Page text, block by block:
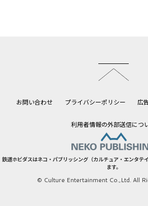
お問い合わせ プライバシーポリシー 広
利用者情報の外部送信につ
鉄道ホビダスはネコ・パブリッシング（カルチュア・エンタテ
ます。
© Culture Entertainment Co.,Ltd. All